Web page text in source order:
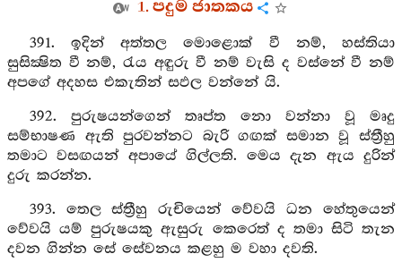
1. පදුම ජාතකය
391. ඉදින් අත්තල මොළොක් වී නම්, හස්තියා
සුසික්‍ෂිත වී නම්, රැය අඳුරු වී නම් වැසි ද වස්නේ වී නම්
අපගේ අදහස එකැතින් සඵල වන්නේ යි.
392. පුරුෂයන්ගෙන් තෘප්ත නො වන්නා වූ මෘදු
සම්භාෂණ ඇති පුරවන්නට බැරි ගඟක් සමාන වූ ස්ත්‍රීහු
තමාට වසඟයන් අපායේ ගිල්ලති. මෙය දැන ඇය දුරින්
දුරු කරන්න.
393. තෙල ස්ත්‍රීහු රුචියෙන් වේවයි ධන හේතුයෙන්
වේවයි යම් පුරුෂයකු ඇසුරු කෙරෙත් ද තමා සිටි තැන
දවන ගින්න සේ සේවනය කළහු ම වහා දවති.